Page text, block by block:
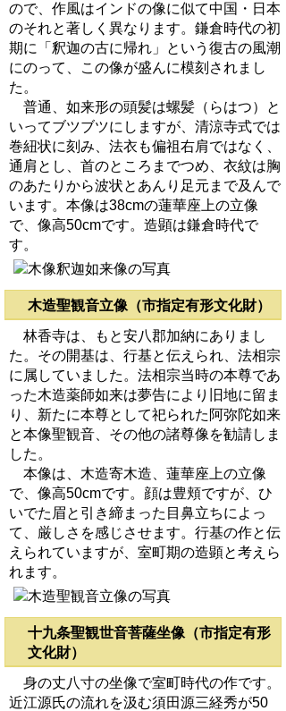
ので、作風はインドの像に似て中国・日本
のそれと著しく異なります。鎌倉時代の初
期に「釈迦の古に帰れ」という復古の風潮
にのって、この像が盛んに模刻されまし
た。
普通、如来形の頭髪は螺髪（らはつ）と
いってブツブツにしますが、清涼寺式では
巻紐状に刻み、法衣も偏祖右肩ではなく、
通肩とし、首のところまでつめ、衣紋は胸
のあたりから波状とあんり足元まで及んで
います。本像は38cmの蓮華座上の立像
で、像高50cmです。造顕は鎌倉時代で
す。
木造聖観音立像（市指定有形文化財）
林香寺は、もと安八郡加納にありまし
た。その開基は、行基と伝えられ、法相宗
に属していました。法相宗当時の本尊であ
った木造薬師如来は夢告により旧地に留ま
り、新たに本尊として祀られた阿弥陀如来
と本像聖観音、その他の諸尊像を勧請しま
した。
本像は、木造寄木造、蓮華座上の立像
で、像高50cmです。顔は豊頬ですが、ひ
いでた眉と引き締まった目鼻立ちによっ
て、厳しさを感じさせます。行基の作と伝
えられていますが、室町期の造顕と考えら
れます。
十九条聖観世音菩薩坐像（市指定有形
文化財）
身の丈八寸の坐像で室町時代の作です。
近江源氏の流れを汲む須田源三経秀が50